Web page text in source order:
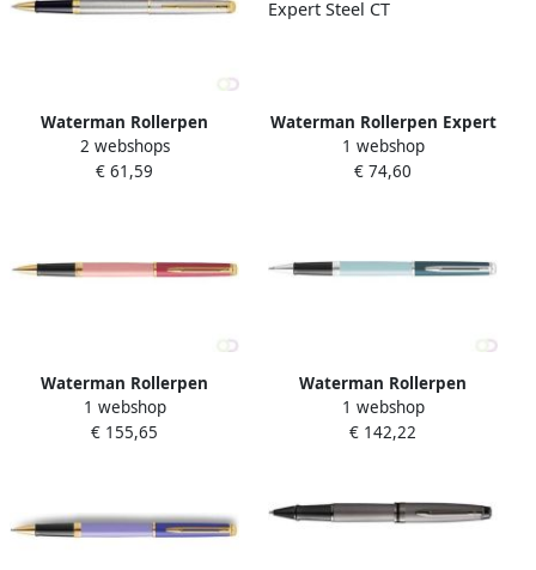
Waterman Rollerpen
HÃ©misphÃ¨re stainless
steel GT fijn
2 webshops
€ 61,59
Waterman Rollerpen Expert
Steel CT
1 webshop
€ 74,60
Waterman Rollerpen
HÃ©misphÃ¨re Colour
Blocking pink GT fijn
1 webshop
€ 155,65
Waterman Rollerpen
HÃ©misphÃ¨re Colour
Blocking green CT fijn
1 webshop
€ 142,22